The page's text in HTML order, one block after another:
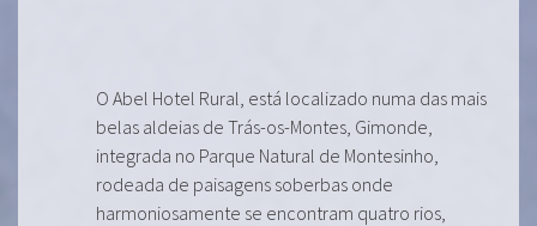
O Abel Hotel Rural, está localizado numa das mais
belas aldeias de Trás-os-Montes, Gimonde,
integrada no Parque Natural de Montesinho,
rodeada de paisagens soberbas onde
harmoniosamente se encontram quatro rios,